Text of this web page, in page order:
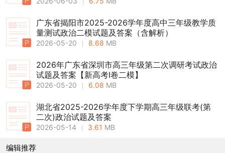
广东省揭阳市2025-2026学年度高中三年级教学质
量测试政治二模试题及答案（含解析）
2026-05-20 8.68 MB
2026年广东省深圳市高三年级第二次调研考试政治
试题及答案【新高考Ⅰ卷二模】
2026-05-20 6.08 MB
湖北省2025-2026学年度下学期高三年级联考(第
二次)政治试题及答案
2026-05-14 3.61 MB
编辑推荐